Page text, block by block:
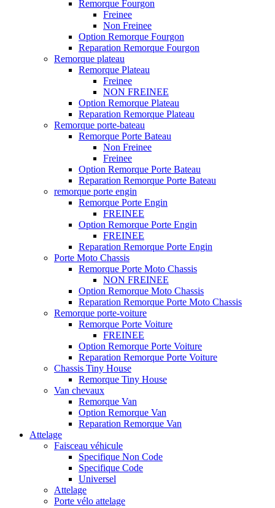
Remorque Fourgon
Freinee
Non Freinee
Option Remorque Fourgon
Reparation Remorque Fourgon
Remorque plateau
Remorque Plateau
Freinee
NON FREINEE
Option Remorque Plateau
Reparation Remorque Plateau
Remorque porte-bateau
Remorque Porte Bateau
Non Freinee
Freinee
Option Remorque Porte Bateau
Reparation Remorque Porte Bateau
remorque porte engin
Remorque Porte Engin
FREINEE
Option Remorque Porte Engin
FREINEE
Reparation Remorque Porte Engin
Porte Moto Chassis
Remorque Porte Moto Chassis
NON FREINEE
Option Remorque Moto Chassis
Reparation Remorque Porte Moto Chassis
Remorque porte-voiture
Remorque Porte Voiture
FREINEE
Option Remorque Porte Voiture
Reparation Remorque Porte Voiture
Chassis Tiny House
Remorque Tiny House
Van chevaux
Remorque Van
Option Remorque Van
Reparation Remorque Van
Attelage
Faisceau véhicule
Specifique Non Code
Specifique Code
Universel
Attelage
Porte vélo attelage